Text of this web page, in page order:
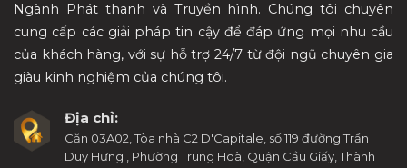
Ngành Phát thanh và Truyền hình. Chúng tôi chuyên
cung cấp các giải pháp tin cậy để đáp ứng mọi nhu cầu
của khách hàng, với sự hỗ trợ 24/7 từ đội ngũ chuyên gia
giàu kinh nghiệm của chúng tôi.
Địa chỉ:
Căn 03A02, Tòa nhà C2 D'Capitale, số 119 đường Trần
Duy Hưng , Phường Trung Hoà, Quận Cầu Giấy, Thành